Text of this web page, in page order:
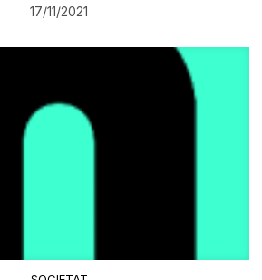
17/11/2021